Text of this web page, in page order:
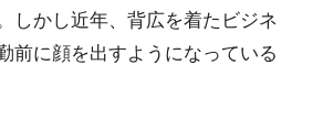
しかし近年、背広を着たビジネ
前に顔を出すようになっている